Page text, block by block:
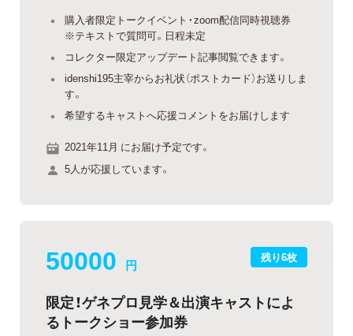
購入者限定トークイベント・zoom配信同時視聴券
※テキストで質問可。日程未定
コレクター限定アップデート記事閲覧できます。
idenshi195主宰からお礼状（ポストカード）お送りしま
す。
希望するキャストへ応援コメントをお届けします
2021年11月 にお届け予定です。
5人が応援しています。
残り6枚
50000 円
限定！ゲネプロ見学＆出演キャストによ
るトークショー参加券